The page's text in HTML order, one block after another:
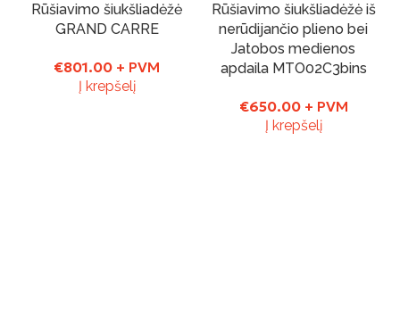
Rūšiavimo šiukšliadėžė
GRAND CARRE
€801.00 + PVM
Į krepšelį
Yra sandelyje
Rūšiavimo šiukšliadėžė iš
nerūdijančio plieno bei
Jatobos medienos
apdaila MTO02C3bins
€650.00+ PVM
Į krepšelį